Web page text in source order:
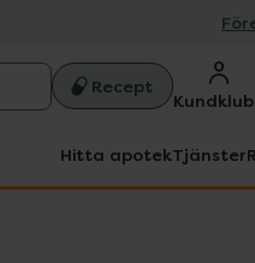
Recept
Hitta apotekTjänster